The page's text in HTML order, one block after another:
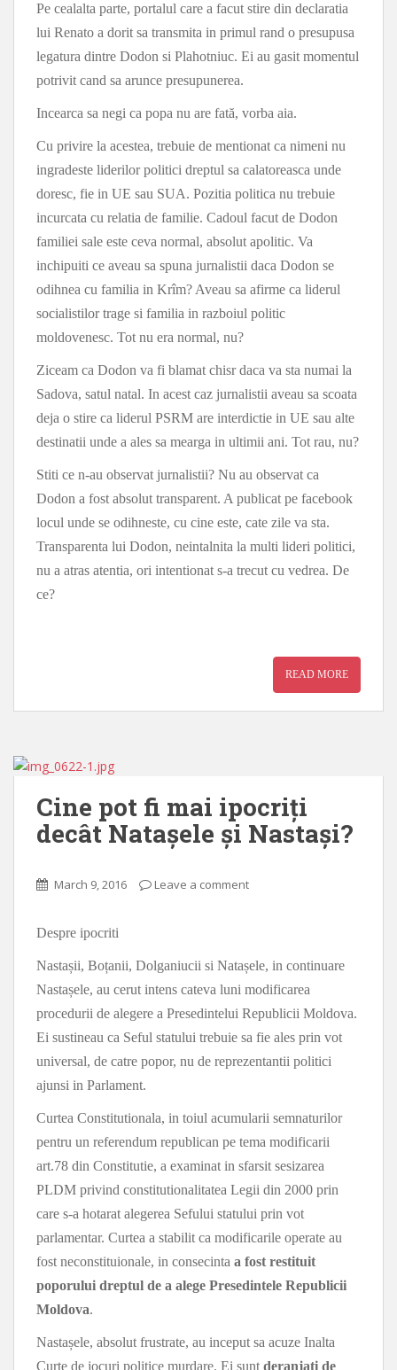
Pe cealalta parte, portalul care a facut stire din declaratia
lui Renato a dorit sa transmita in primul rand o presupusa
legatura dintre Dodon si Plahotniuc. Ei au gasit momentul
potrivit cand sa arunce presupunerea.
Incearca sa negi ca popa nu are fată, vorba aia.
Cu privire la acestea, trebuie de mentionat ca nimeni nu
ingradeste liderilor politici dreptul sa calatoreasca unde
doresc, fie in UE sau SUA. Pozitia politica nu trebuie
incurcata cu relatia de familie. Cadoul facut de Dodon
familiei sale este ceva normal, absolut apolitic. Va
inchipuiti ce aveau sa spuna jurnalistii daca Dodon se
odihnea cu familia in Krîm? Aveau sa afirme ca liderul
socialistilor trage si familia in razboiul politic
moldovenesc. Tot nu era normal, nu?
Ziceam ca Dodon va fi blamat chisr daca va sta numai la
Sadova, satul natal. In acest caz jurnalistii aveau sa scoata
deja o stire ca liderul PSRM are interdictie in UE sau alte
destinatii unde a ales sa mearga in ultimii ani. Tot rau, nu?
Stiti ce n-au observat jurnalistii? Nu au observat ca
Dodon a fost absolut transparent. A publicat pe facebook
locul unde se odihneste, cu cine este, cate zile va sta.
Transparenta lui Dodon, neintalnita la multi lideri politici,
nu a atras atentia, ori intentionat s-a trecut cu vedrea. De
ce?
READ MORE
Cine pot fi mai ipocriți
decât Natașele și Nastași?
March 9, 2016 Leave a comment
Despre ipocriti
Nastașii, Boțanii, Dolganiucii si Natașele, in continuare
Nastașele, au cerut intens cateva luni modificarea
procedurii de alegere a Presedintelui Republicii Moldova.
Ei sustineau ca Seful statului trebuie sa fie ales prin vot
universal, de catre popor, nu de reprezentantii politici
ajunsi in Parlament.
Curtea Constitutionala, in toiul acumularii semnaturilor
pentru un referendum republican pe tema modificarii
art.78 din Constitutie, a examinat in sfarsit sesizarea
PLDM privind constitutionalitatea Legii din 2000 prin
care s-a hotarat alegerea Sefului statului prin vot
parlamentar. Curtea a stabilit ca modificarile operate au
fost neconstituionale, in consecinta a fost restituit
poporului dreptul de a alege Presedintele Republicii
Moldova.
Nastașele, absolut frustrate, au inceput sa acuze Inalta
Curte de jocuri politice murdare. Ei sunt deranjati de